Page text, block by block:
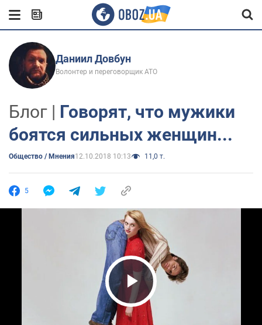
Даниил Довбун
Волонтер и переговорщик АТО
Блог | Говорят, что мужики
боятся сильных женщин...
Общество / Мнения12.10.2018 10:13 11,0 т.
5
Play Video